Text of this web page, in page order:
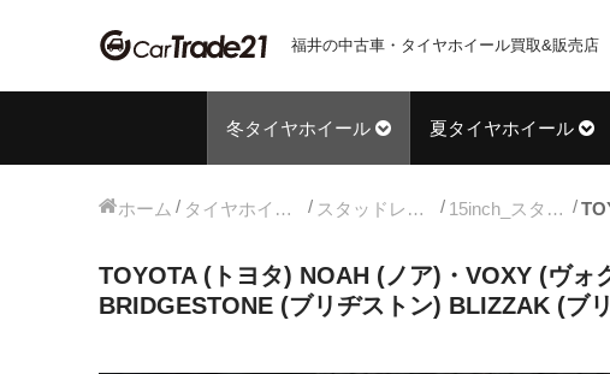
福井の中古車・タイヤホイール買取&販売店
冬タイヤホイール 夏タイヤホイール
ホーム タイヤホイールセット スタッドレス中古タイヤホイール 15inch_スタッドレス中古タイヤホイール
TOYOTA (トヨタ) NOAH (ノア)・VOXY (ヴ
BRIDGESTONE (ブリヂストン) BLIZZAK (ブ